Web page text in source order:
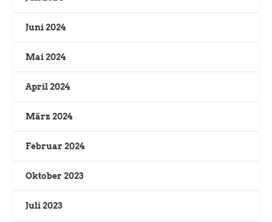
Juni 2024
Mai 2024
April 2024
März 2024
Februar 2024
Oktober 2023
Juli 2023